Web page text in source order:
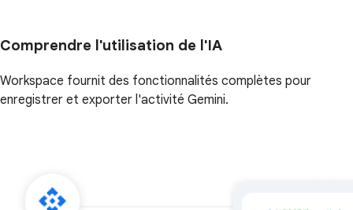
Comprendre l'utilisation de l'IA
Workspace fournit des fonctionnalités complètes pour
enregistrer et exporter l'activité Gemini.